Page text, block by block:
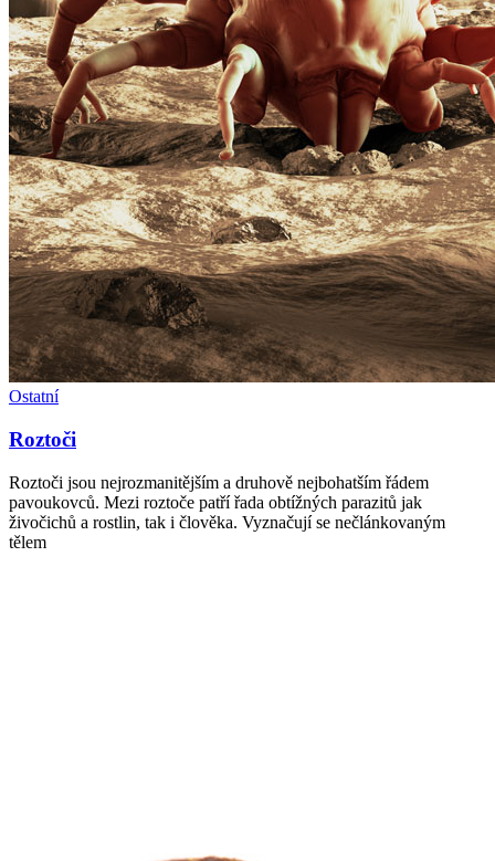
Ostatní
Roztoči
Roztoči jsou nejrozmanitějším a druhově nejbohatším řádem
pavoukovců. Mezi roztoče patří řada obtížných parazitů jak
živočichů a rostlin, tak i člověka. Vyznačují se nečlánkovaným
tělem